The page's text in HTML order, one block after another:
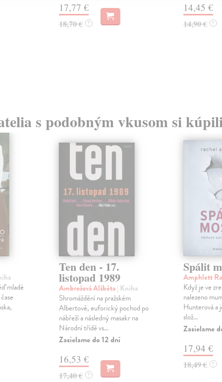
17,77 €
18,70 € ?
14,45 €
14,90 € ?
s podobným vkusom si
mladé
Ten den - 17.
listopad 1989
Ambrožová Alžběta| Kniha
Shromáždění na pražském
Albertově, euforický pochod po
nábřeží a následný masakr na
Národní třídě vs...
Zasielame do 12 dní
16,53 €
17,40 € ?
Spálit
Amphlett
Když je ve
nalezeno
Hunterová a
slož...
Zasielame
17,94 €
18,49 € ?